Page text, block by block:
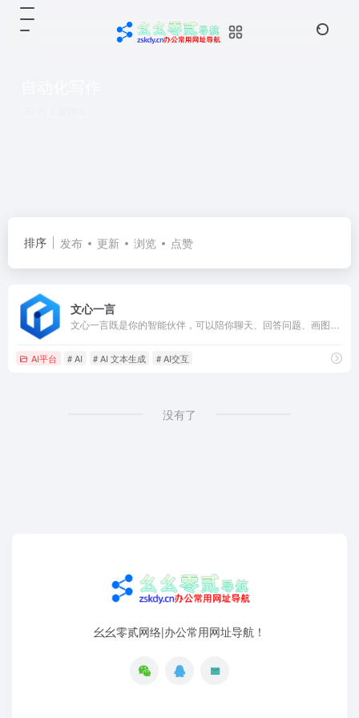
排序 发布 更新 浏览 点赞
文心一言
AI平台 # AI # AI 文本生成 # AI交互
没有了
幺幺零贰网络|办公常用网址导航！